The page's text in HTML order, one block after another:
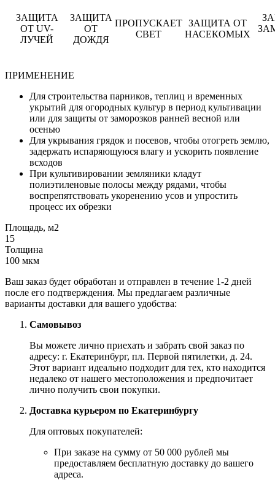
ЗАЩИТА
ОТ UV-
ЛУЧЕЙ
ЗАЩИТА
ОТ
ДОЖДЯ
ПРОПУСКАЕТ
СВЕТ
ЗАЩИТА ОТ
НАСЕКОМЫХ
ПРИМЕНЕНИЕ
Для строительства парников, теплиц и временных
укрытий для огородных культур в период культивации
или для защиты от заморозков ранней весной или
осенью
Для укрывания грядок и посевов, чтобы отогреть землю,
задержать испаряющуюся влагу и ускорить появление
всходов
При культивировании земляники кладут
полиэтиленовые полосы между рядами, чтобы
воспрепятствовать укоренению усов и упростить
процесс их обрезки
Площадь, м2
15
Толщина
100 мкм
Ваш заказ будет обработан и отправлен в течение 1-2 дней
после его подтверждения. Мы предлагаем различные
варианты доставки для вашего удобства:
Самовывоз
Вы можете лично приехать и забрать свой заказ по
адресу: г. Екатеринбург, пл. Первой пятилетки, д. 24.
Этот вариант идеально подходит для тех, кто находится
недалеко от нашего местоположения и предпочитает
лично получить свои покупки.
Доставка курьером по Екатеринбургу
Для оптовых покупателей:
При заказе на сумму от 50 000 рублей мы
предоставляем бесплатную доставку до вашего
адреса.